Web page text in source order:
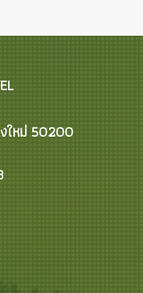
งใหม่ 50200